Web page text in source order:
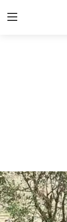
Entertainment
Sports
Food